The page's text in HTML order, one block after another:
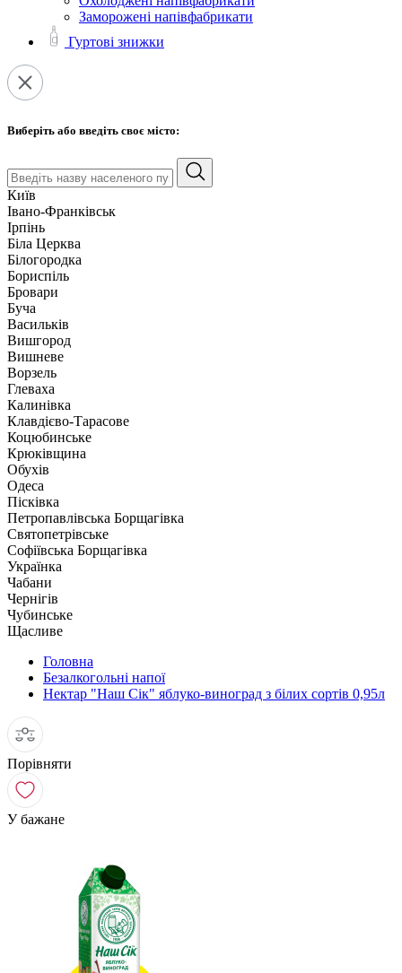
Заморожені напівфабрикати
Гуртові знижки
Виберіть або введіть своє місто:
Київ
Івано-Франківськ
Ірпінь
Біла Церква
Білогородка
Бориспіль
Бровари
Буча
Васильків
Вишгород
Вишневе
Ворзель
Глеваха
Калинівка
Клавдієво-Тарасове
Коцюбинське
Крюківщина
Обухів
Одеса
Пісківка
Петропавлівська Борщагівка
Святопетрівське
Софіївська Борщагівка
Українка
Чабани
Чернігів
Чубинське
Щасливе
Головна
Безалкогольні напої
Нектар "Наш Сік" яблуко-виноград з білих сортів 0,95л
Порівняти
У бажане